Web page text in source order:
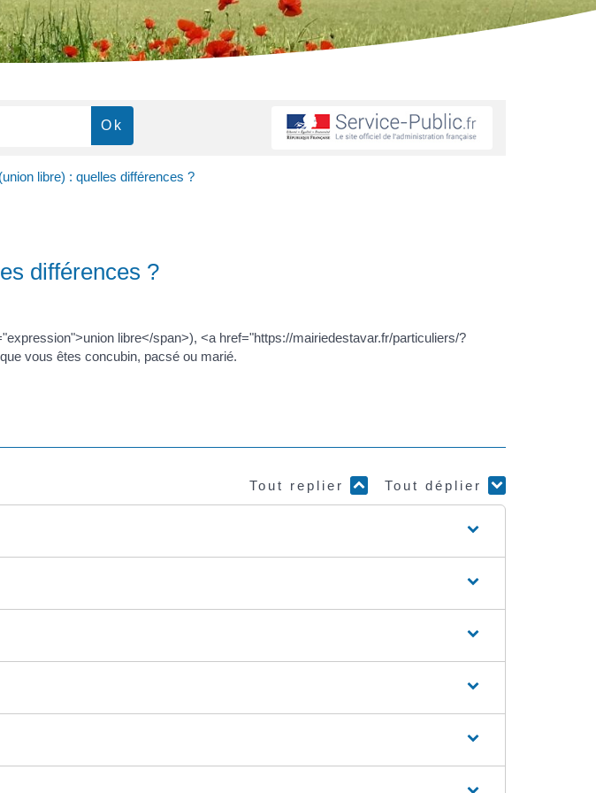
libre) : quelles différences ?
différences ?
libre</span>), <a href="https://mairiedestavar.fr/particuliers/?
vous êtes concubin, pacsé ou marié.
Tout replier Tout déplier